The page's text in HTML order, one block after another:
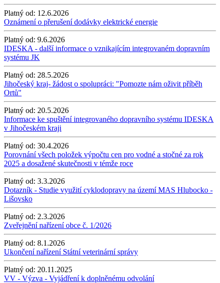
Platný od: 12.6.2026
Oznámení o přerušení dodávky elektrické energie
Platný od: 9.6.2026
IDESKA - další informace o vznikajícím integrovaném dopravním
systému JK
Platný od: 28.5.2026
Jihočeský kraj- žádost o spolupráci: "Pomozte nám oživit příběh
Ortů"
Platný od: 20.5.2026
Informace ke spuštění integrovaného dopravního systému IDESKA
v Jihočeském kraji
Platný od: 30.4.2026
Porovnání všech položek výpočtu cen pro vodné a stočné za rok
2025 a dosažené skutečnosti v témže roce
Platný od: 3.3.2026
Dotazník - Studie využití cyklodopravy na území MAS Hlubocko -
Lišovsko
Platný od: 2.3.2026
Zveřejnění nařízení obce č. 1/2026
Platný od: 8.1.2026
Ukončení nařízení Státní veterinární správy
Platný od: 20.11.2025
VV - Výzva - Vyjádření k doplněnému odvolání